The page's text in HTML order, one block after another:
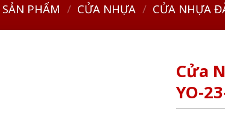
SẢN PHẨM / CỬA NHỰA / CỬA NHỰA
Cửa
YO-